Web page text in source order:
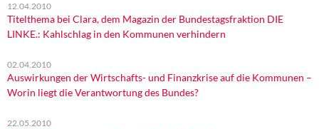
12.04.2010
Titelthema bei Clara, dem Magazin der Bundestagsfraktion DIE
LINKE.: Kahlschlag in den Kommunen verhindern
02.04.2010
Auswirkungen der Wirtschafts- und Finanzkrise auf die Kommunen –
Worin liegt die Verantwortung des Bundes?
22.05.2010